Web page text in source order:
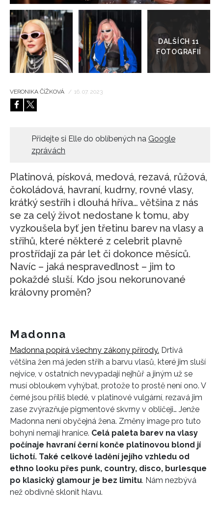
HOME
galerie
VERONIKA ČÍŽKOVÁ / 16. 07. 2023
Přidejte si Elle do oblíbených na Google
zprávách
Platinová, písková, medová, rezavá, růžová,
čokoládová, havraní, kudrny, rovné vlasy,
krátký sestřih i dlouhá hříva… většina z nás
se za celý život nedostane k tomu, aby
vyzkoušela byť jen třetinu barev na vlasy a
střihů, které některé z celebrit plavně
prostřídají za pár let či dokonce měsíců.
Navíc – jaká nespravedlnost – jim to
pokaždé sluší. Kdo jsou nekorunované
královny proměn?
Madonna
Madonna popírá všechny zákony přírody. Drtivá
většina žen má jeden střih a barvu vlasů, které jim sluší
nejvíce, v ostatních nevypadají nejhůř a jiným už se
musí obloukem vyhýbat, protože to prostě není ono. V
černé jsou příliš bledé, v platinové vulgární, rezavá jim
zase zvýrazňuje pigmentové skvrny v obličeji… Jenže
Madonna není obyčejná žena. Změny image pro tuto
bohyni nemají hranice. Celá paleta barev na vlasy
počínaje havraní černí konče platinovou blond jí
lichotí. Také celkové ladění jejího vzhledu od
ethno looku přes punk, country, disco, burlesque
po klasický glamour je bez limitu. Nám nezbývá
než obdivně sklonit hlavu.